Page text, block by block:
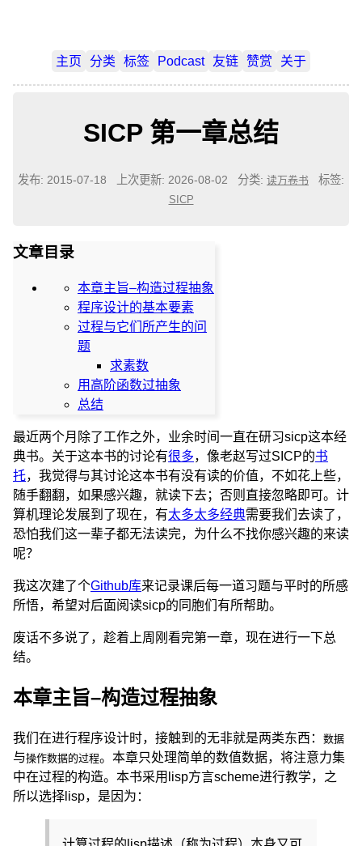
主页 分类 标签 Podcast 友链 赞赏 关于
SICP 第一章总结
发布: 2015-07-18 上次更新: 2026-08-02 分类: 读万卷书 标签:
SICP
文章目录
本章主旨–构造过程抽象
程序设计的基本要素
过程与它们所产生的问
题
求素数
用高阶函数过抽象
总结
最近两个月除了工作之外，业余时间一直在研习sicp这本经
典书。关于这本书的讨论有很多，像老赵写过SICP的书
托，我觉得与其讨论这本书有没有读的价值，不如花上些，
随手翻翻，如果感兴趣，就读下去；否则直接忽略即可。计
算机理论发展到了现在，有太多太多经典需要我们去读了，
恐怕我们这一辈子都无法读完，为什么不找你感兴趣的来读
呢？
我这次建了个Github库来记录课后每一道习题与平时的所感
所悟，希望对后面阅读sicp的同胞们有所帮助。
废话不多说了，趁着上周刚看完第一章，现在进行一下总
结。
本章主旨–构造过程抽象
我们在进行程序设计时，接触到的无非就是两类东西： 数据
与操作数据的过程。本章只处理简单的数值数据，将注意力集
中在过程的构造。本书采用lisp方言scheme进行教学，之
所以选择lisp，是因为：